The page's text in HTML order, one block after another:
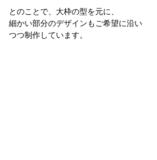
とのことで、大枠の型を元に、
細かい部分のデザインもご希望に沿い
つつ制作しています。